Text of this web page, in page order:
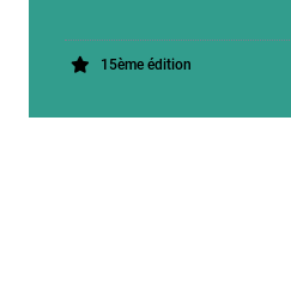
15ème édition